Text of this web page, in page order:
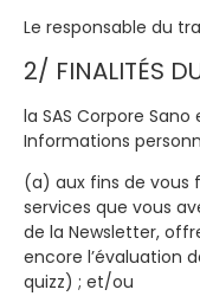
Le responsable du
2/ FINALITÉS
la SAS Corpore
Informations
(a) aux fins de vous
services que vous
de la Newsletter,
encore l’évaluation
quizz) ; et/ou